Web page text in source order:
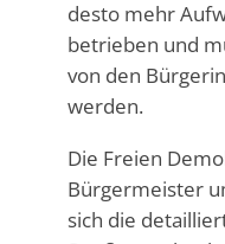
desto mehr
betrieben und
von den
werden.
Die Freien
Bürgermeister
sich die